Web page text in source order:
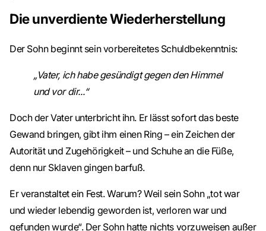
Die unverdiente Wiederherstellung
Der Sohn beginnt sein vorbereitetes Schuldbekenntnis:
„Vater, ich habe gesündigt gegen den Himmel
und vor dir...“
Doch der Vater unterbricht ihn. Er lässt sofort das beste
Gewand bringen, gibt ihm einen Ring – ein Zeichen der
Autorität und Zugehörigkeit – und Schuhe an die Füße,
denn nur Sklaven gingen barfuß.
Er veranstaltet ein Fest. Warum? Weil sein Sohn „tot war
und wieder lebendig geworden ist, verloren war und
gefunden wurde“. Der Sohn hatte nichts vorzuweisen außer